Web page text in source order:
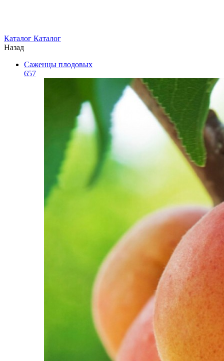
Каталог Каталог
Назад
Саженцы плодовых
657